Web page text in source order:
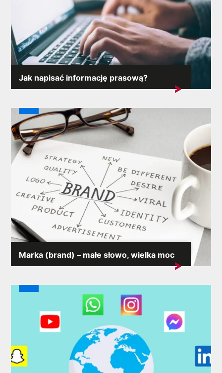
Jak napisać informację prasową?
Skuteczne dotarcie do mediów wymaga czegoś więcej
Marka (brand) – małe słowo, wielka moc
W czasach, gdy konsumentów bombardują zewsząd